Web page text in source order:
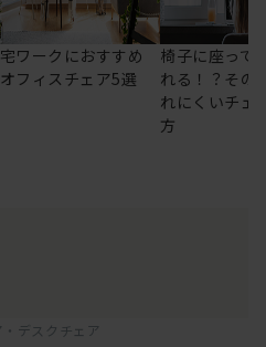
ワークにおすすめ
フィスチェア5選
椅子に座って
れる！？その
れにくいチェ
方
デスクチェア